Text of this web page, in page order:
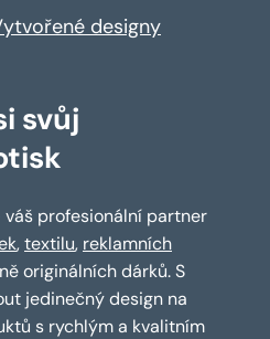
designy
svůj
váš profesionální partner
,textilu, reklamních
originálních dárků. S
jedinečný design na
s rychlým a kvalitním